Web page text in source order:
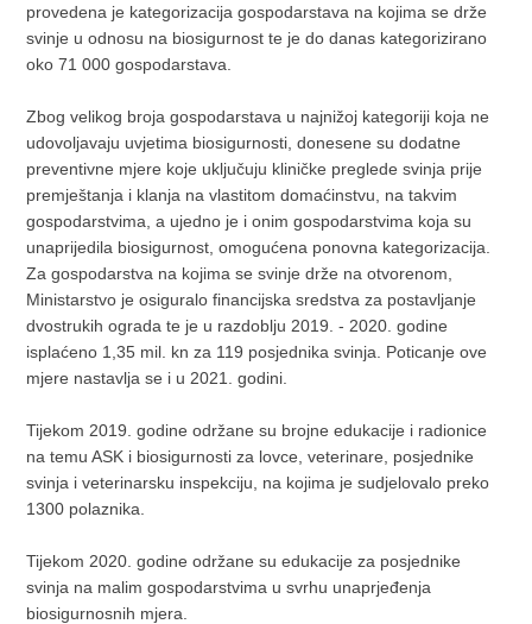
provedena je kategorizacija gospodarstava na kojima se drže
svinje u odnosu na biosigurnost te je do danas kategorizirano
oko 71 000 gospodarstava.
Zbog velikog broja gospodarstava u najnižoj kategoriji koja ne
udovoljavaju uvjetima biosigurnosti, donesene su dodatne
preventivne mjere koje uključuju kliničke preglede svinja prije
premještanja i klanja na vlastitom domaćinstvu, na takvim
gospodarstvima, a ujedno je i onim gospodarstvima koja su
unaprijedila biosigurnost, omogućena ponovna kategorizacija.
Za gospodarstva na kojima se svinje drže na otvorenom,
Ministarstvo je osiguralo financijska sredstva za postavljanje
dvostrukih ograda te je u razdoblju 2019. - 2020. godine
isplaćeno 1,35 mil. kn za 119 posjednika svinja. Poticanje ove
mjere nastavlja se i u 2021. godini.
Tijekom 2019. godine održane su brojne edukacije i radionice
na temu ASK i biosigurnosti za lovce, veterinare, posjednike
svinja i veterinarsku inspekciju, na kojima je sudjelovalo preko
1300 polaznika.
Tijekom 2020. godine održane su edukacije za posjednike
svinja na malim gospodarstvima u svrhu unaprjeđenja
biosigurnosnih mjera.